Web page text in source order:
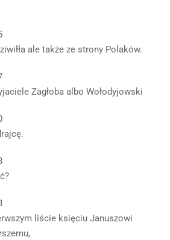
ale także ze strony Polaków.
Zagłoba albo Wołodyjowski
liście księciu Januszowi